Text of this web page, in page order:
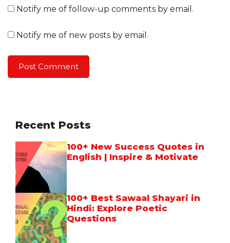
Notify me of follow-up comments by email.
Notify me of new posts by email.
Recent Posts
100+ New Success Quotes in
English | Inspire & Motivate
100+ Best Sawaal Shayari in
Hindi: Explore Poetic
Questions